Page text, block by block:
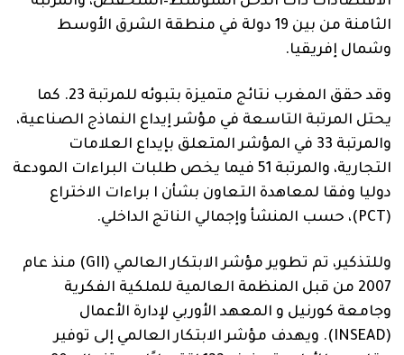
الثامنة من بين 19 دولة في م
نطقة الشرق الأوسط
وشمال إفريقيا.
وقد حقق المغرب نتائج متميزة بتبوئه
للمرتبة 23. كما
يحتل المرتبة التاسعة في مؤشر إيداع النماذج الصناعية،
والمرتبة 33 في المؤشر المتعلق بإيداع العلامات
التجارية، والمرتبة 51 فيما يخص طلبات البراءات المودعة
دوليا وفقا لمعاهدة التعاون بشأن ا براءات الاختراع
(
PCT)، حسب المنشأ وإجمالي الناتج الداخلي.
وللتذكير، تم تطوير مؤشر الابتكار العالمي (GII) منذ عام
2007 من قبل المنظمة العالمية للملكية الفكرية
وجامعة كورنيل و المعهد الأوربي لإدارة الأعمال
(
INSEAD
). ويهدف مؤشر الابتكار العالمي إلى توفير